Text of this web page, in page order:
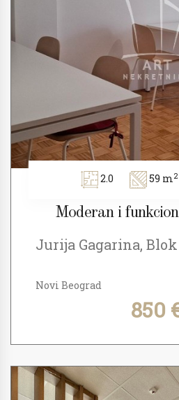
2.0 59 m2
Moderan i
Jurija Gagarina, Blok
Novi Beograd
850